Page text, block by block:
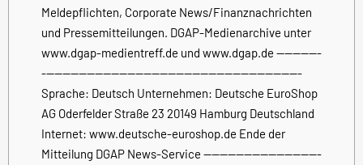
Meldepflichten, Corporate News/Finanznachrichten
und Pressemitteilungen. DGAP-Medienarchive unter
www.dgap-medientreff.de und www.dgap.de -----------
----------------------------------------------------------------
Sprache: Deutsch Unternehmen: Deutsche EuroShop
AG Oderfelder Straße 23 20149 Hamburg Deutschland
Internet: www.deutsche-euroshop.de Ende der
Mitteilung DGAP News-Service -----------------------------